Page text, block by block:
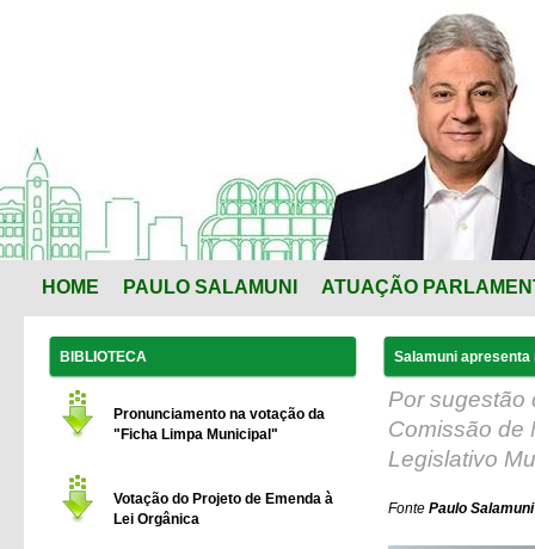
HOME PAULO SALAMUNI ATUAÇÃO
BIBLIOTECA
Pronunciamento na votação da
"Ficha Limpa Municipal"
Votação do Projeto de Emenda à
Lei Orgânica
Salamuni
Por sugestão
Comissão de
Legislativo
Fonte Paulo